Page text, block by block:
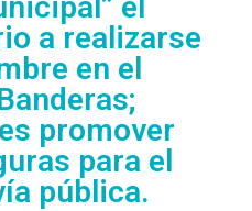
a realizarse
en el
promover
para el
pública.